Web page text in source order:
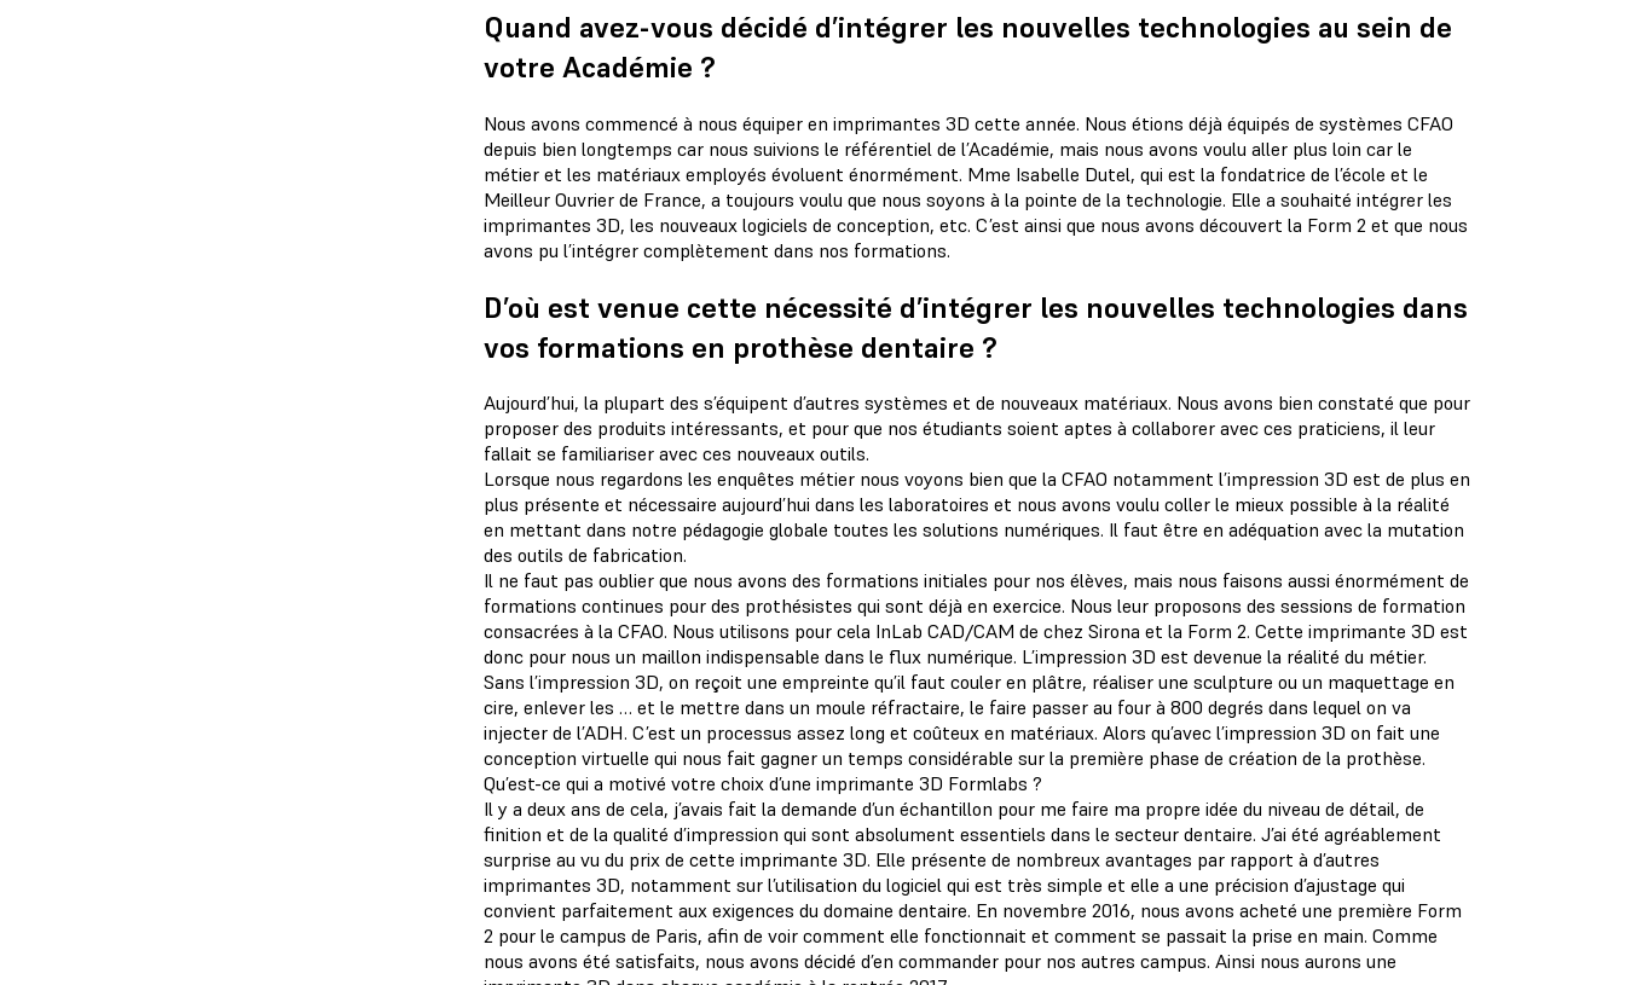
Quand avez-vous décidé d’intégrer les nouvelles technologies au sein de
votre Académie ?
Nous avons commencé à nous équiper en imprimantes 3D cette année. Nous étions déjà équipés de systèmes CFAO
depuis bien longtemps car nous suivions le référentiel de l’Académie, mais nous avons voulu aller plus loin car le
métier et les matériaux employés évoluent énormément. Mme Isabelle Dutel, qui est la fondatrice de l’école et le
Meilleur Ouvrier de France, a toujours voulu que nous soyons à la pointe de la technologie. Elle a souhaité intégrer les
imprimantes 3D, les nouveaux logiciels de conception, etc. C’est ainsi que nous avons découvert la Form 2 et que nous
avons pu l’intégrer complètement dans nos formations.
D’où est venue cette nécessité d’intégrer les nouvelles technologies dans
vos formations en prothèse dentaire ?
Aujourd’hui, la plupart des s’équipent d’autres systèmes et de nouveaux matériaux. Nous avons bien constaté que pour
proposer des produits intéressants, et pour que nos étudiants soient aptes à collaborer avec ces praticiens, il leur
fallait se familiariser avec ces nouveaux outils.
Lorsque nous regardons les enquêtes métier nous voyons bien que la CFAO notamment l’impression 3D est de plus en
plus présente et nécessaire aujourd’hui dans les laboratoires et nous avons voulu coller le mieux possible à la réalité
en mettant dans notre pédagogie globale toutes les solutions numériques. Il faut être en adéquation avec la mutation
des outils de fabrication.
Il ne faut pas oublier que nous avons des formations initiales pour nos élèves, mais nous faisons aussi énormément de
formations continues pour des prothésistes qui sont déjà en exercice. Nous leur proposons des sessions de formation
consacrées à la CFAO. Nous utilisons pour cela InLab CAD/CAM de chez Sirona et la Form 2. Cette imprimante 3D est
donc pour nous un maillon indispensable dans le flux numérique. L’impression 3D est devenue la réalité du métier.
Sans l’impression 3D, on reçoit une empreinte qu’il faut couler en plâtre, réaliser une sculpture ou un maquettage en
cire, enlever les … et le mettre dans un moule réfractaire, le faire passer au four à 800 degrés dans lequel on va
injecter de l’ADH. C’est un processus assez long et coûteux en matériaux. Alors qu’avec l’impression 3D on fait une
conception virtuelle qui nous fait gagner un temps considérable sur la première phase de création de la prothèse.
Qu’est-ce qui a motivé votre choix d’une imprimante 3D Formlabs ?
Il y a deux ans de cela, j’avais fait la demande d’un échantillon pour me faire ma propre idée du niveau de détail, de
finition et de la qualité d’impression qui sont absolument essentiels dans le secteur dentaire. J’ai été agréablement
surprise au vu du prix de cette imprimante 3D. Elle présente de nombreux avantages par rapport à d’autres
imprimantes 3D, notamment sur l’utilisation du logiciel qui est très simple et elle a une précision d’ajustage qui
convient parfaitement aux exigences du domaine dentaire. En novembre 2016, nous avons acheté une première Form
2 pour le campus de Paris, afin de voir comment elle fonctionnait et comment se passait la prise en main. Comme
nous avons été satisfaits, nous avons décidé d’en commander pour nos autres campus. Ainsi nous aurons une